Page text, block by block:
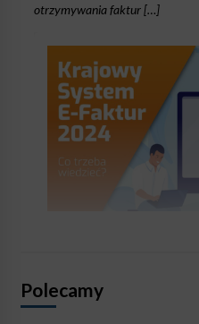
otrzymywania faktur […]
Polecamy